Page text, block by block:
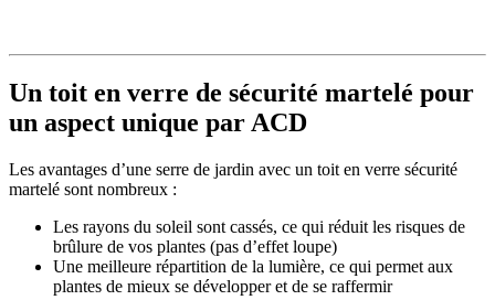
Un toit en verre de sécurité martelé pour
un aspect unique par ACD
Les avantages d’une serre de jardin avec un toit en verre sécurité
martelé sont nombreux :
Les rayons du soleil sont cassés, ce qui réduit les risques de
brûlure de vos plantes (pas d’effet loupe)
Une meilleure répartition de la lumière, ce qui permet aux
plantes de mieux se développer et de se raffermir